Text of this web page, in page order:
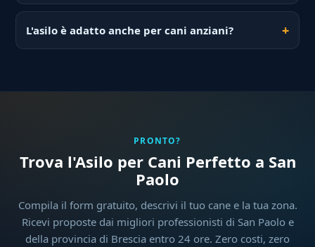
L'asilo è adatto anche per cani anziani?
PRONTO?
Trova l'Asilo per Cani Perfetto a San
Paolo
Compila il form gratuito, descrivi il tuo cane e la tua zona.
Ricevi proposte dai migliori professionisti di San Paolo e
della provincia di Brescia entro 24 ore. Zero costi, zero